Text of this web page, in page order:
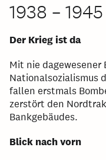
1938 – 1945
Der Krieg ist da
Mit nie
Nationalsozialismus
fallen erstmals
zerstört den
Bankgebäudes.
Blick nach vorn